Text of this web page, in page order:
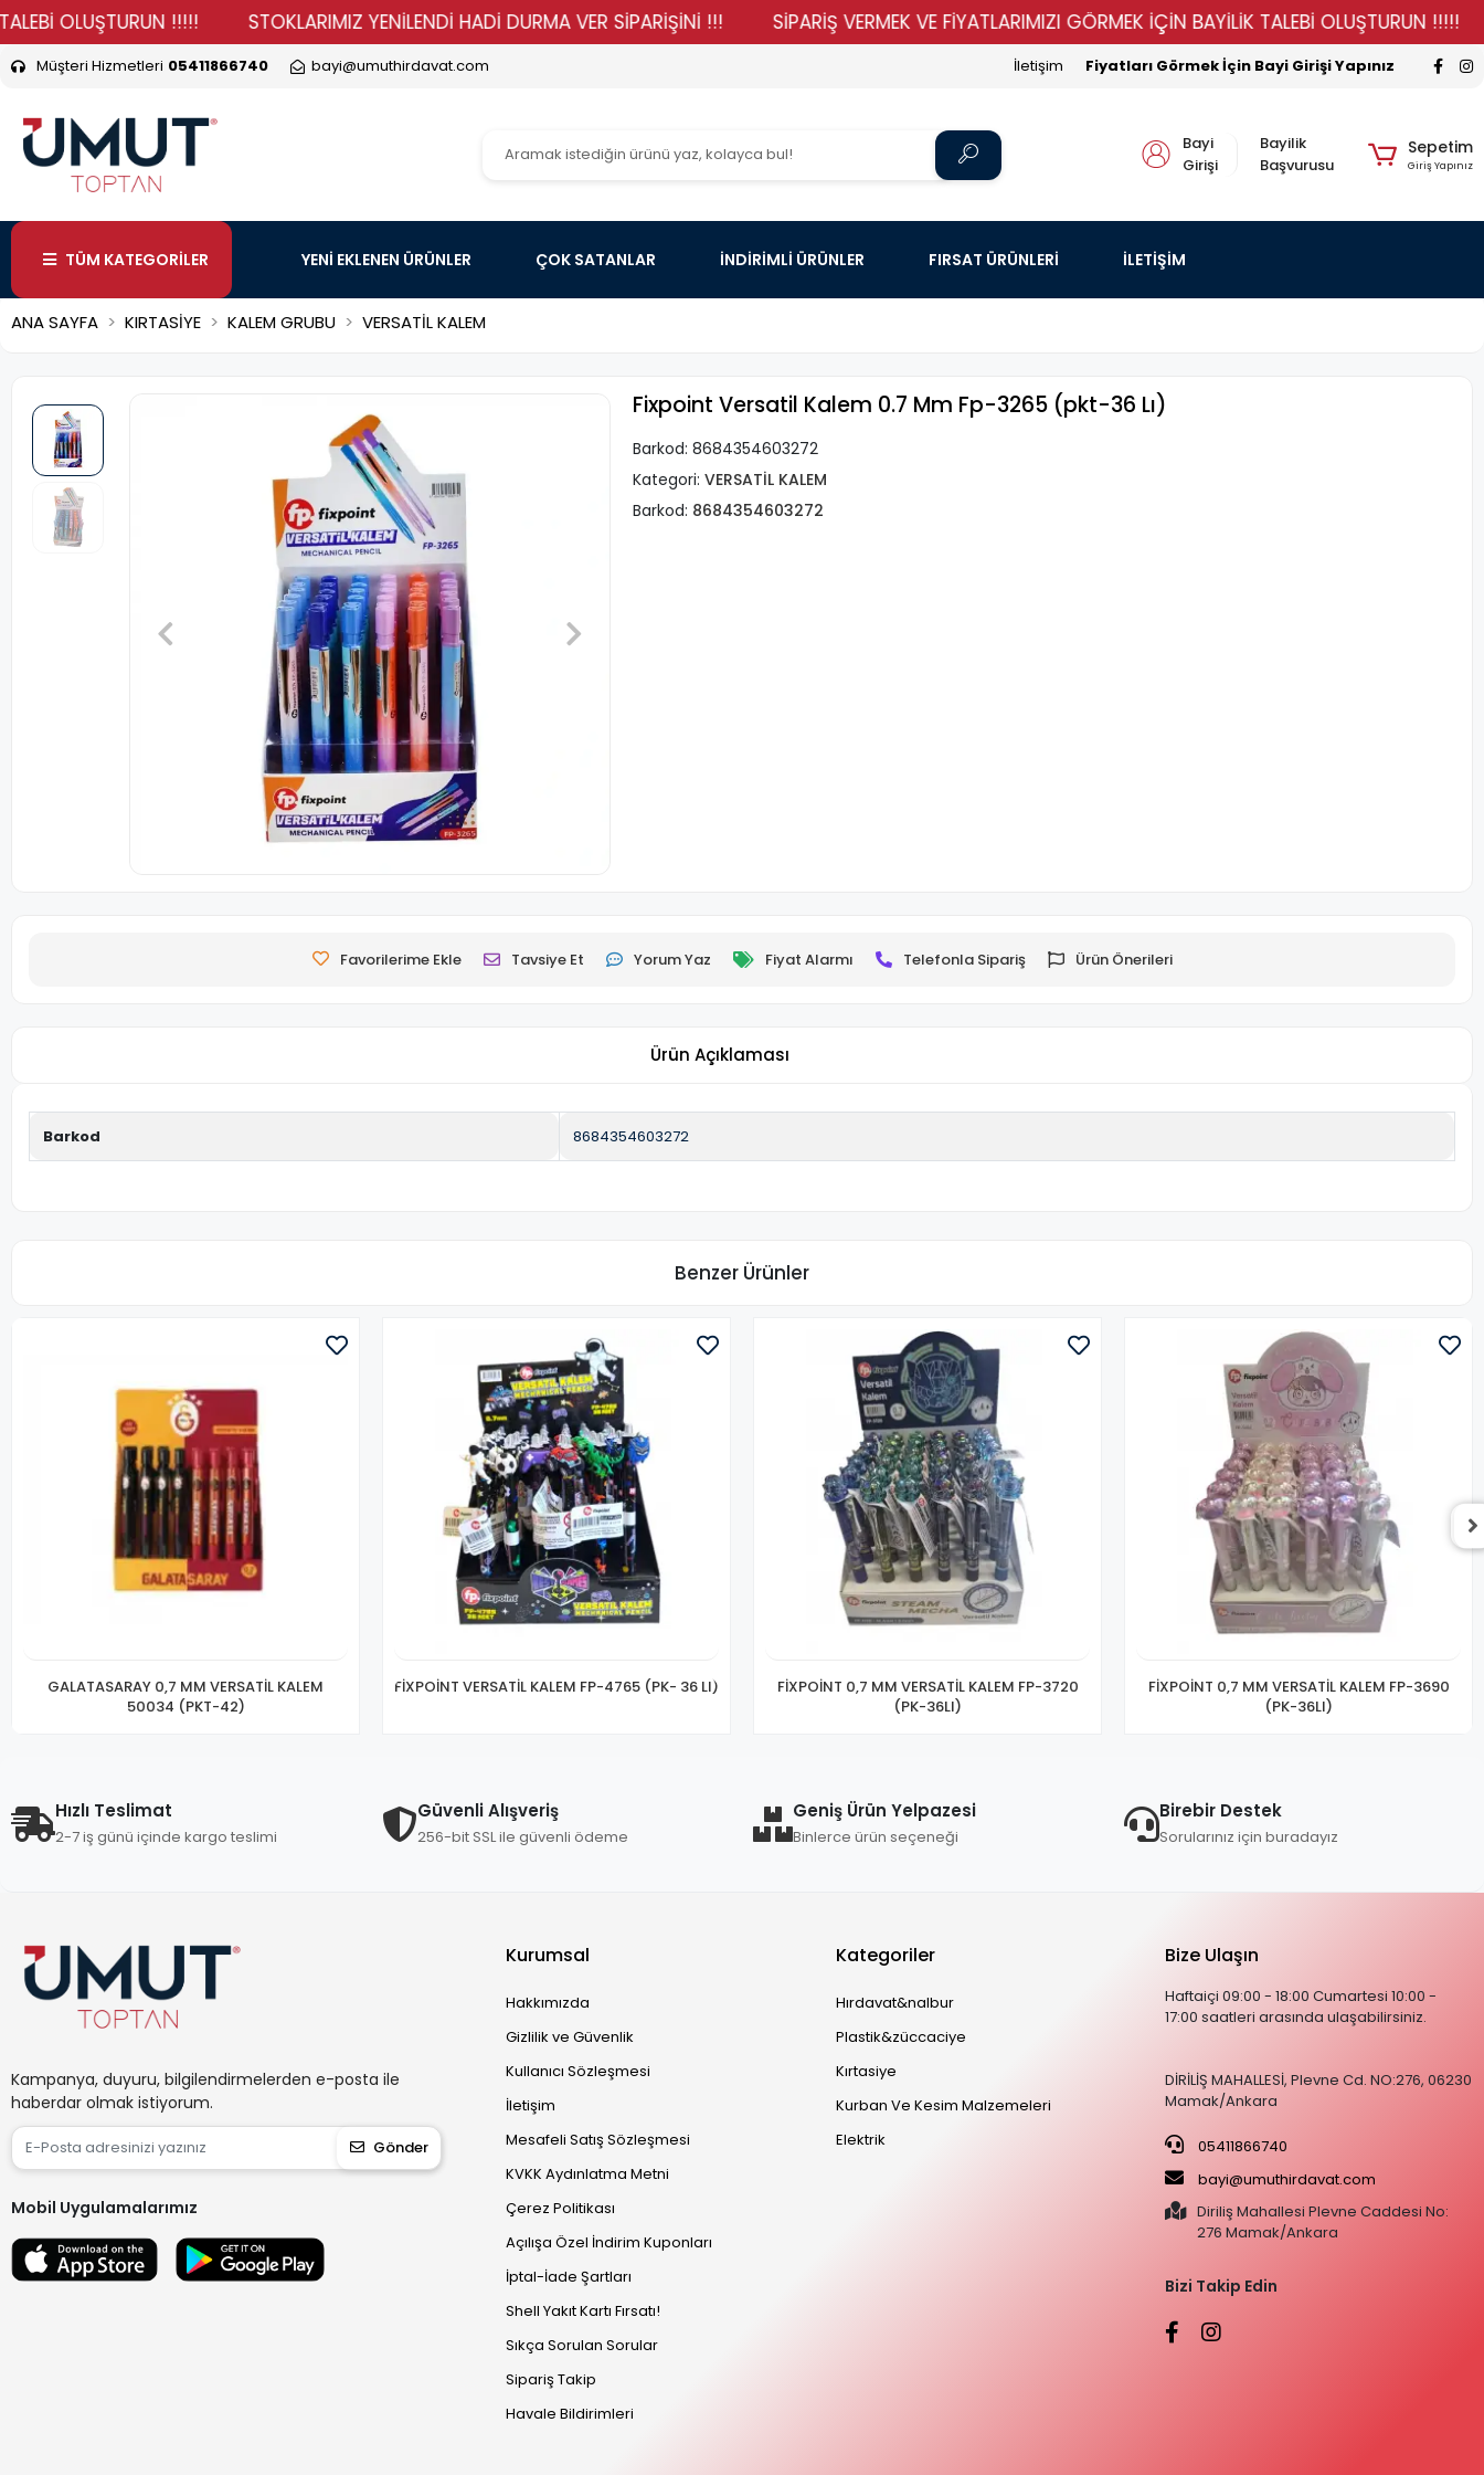
!!!!! STOKLARIMIZ YENİLENDİ HADİ DURMA VER SİPARİŞİNİ !!! SİPARİŞ VERMEK VE FİYATLARIMIZI GÖRMEK İÇİN BAYİLİK TALEBİ OLUŞTURUN !!!!!
Müşteri Hizmetleri 05411866740 bayi@umuthirdavat.com Fiyatları Görmek İçin Bayi Girişi Yapınız
İletişim
Bayi
Girişi
Bayilik
Başvurusu
Sepetim
Giriş Yapınız
TÜM KATEGORİLER YENİ EKLENEN ÜRÜNLER ÇOK SATANLAR İNDİRİMLİ ÜRÜNLER FIRSAT ÜRÜNLERİ İLETİŞİM
ANA SAYFA KIRTASİYE KALEM GRUBU VERSATİL KALEM
Fixpoint Versatil Kalem 0.7 Mm Fp-3265 (pkt-36 Lı)
Barkod: 8684354603272
Kategori: VERSATİL KALEM
Barkod: 8684354603272
Favorilerime Ekle Tavsiye Et Yorum Yaz Fiyat Alarmı Telefonla Sipariş Ürün Önerileri
Ürün Açıklaması
Barkod 8684354603272
Benzer Ürünler
GALATASARAY 0,7 MM VERSATİL KALEM
50034 (PKT-42)
FİXPOİNT VERSATİL KALEM FP-4765 (PK- 36 LI)
FİXPOİNT 0,7 MM VERSATİL KALEM FP-3720
(PK-36LI)
FİXPOİNT 0,7 MM VERSATİL KALEM FP-3690
(PK-36LI)
Hızlı Teslimat
2-7 iş günü içinde kargo teslimi
Güvenli Alışveriş
256-bit SSL ile güvenli ödeme
Geniş Ürün Yelpazesi
Binlerce ürün seçeneği
Birebir Destek
Sorularınız için buradayız
Kampanya, duyuru, bilgilendirmelerden e-posta ile
haberdar olmak istiyorum.
Gönder
Mobil Uygulamalarımız
Kurumsal
Hakkımızda
Gizlilik ve Güvenlik
Kullanıcı Sözleşmesi
İletişim
Mesafeli Satış Sözleşmesi
KVKK Aydınlatma Metni
Çerez Politikası
Açılışa Özel İndirim Kuponları
İptal-İade Şartları
Shell Yakıt Kartı Fırsatı!
Sıkça Sorulan Sorular
Sipariş Takip
Havale Bildirimleri
Kategoriler
Hırdavat&nalbur
Plastik&züccaciye
Kırtasiye
Kurban Ve Kesim Malzemeleri
Elektrik
Bize Ulaşın
Haftaiçi 09:00 - 18:00 Cumartesi 10:00 -
17:00 saatleri arasında ulaşabilirsiniz.
DİRİLİŞ MAHALLESİ, Plevne Cd. NO:276, 06230
Mamak/Ankara
05411866740
bayi@umuthirdavat.com
Diriliş Mahallesi Plevne Caddesi No:
276 Mamak/Ankara
Bizi Takip Edin